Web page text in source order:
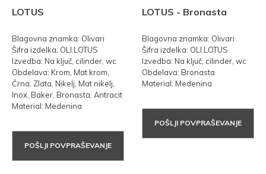
LOTUS
Blagovna znamka: Olivari
Šifra izdelka: OLI.LOTUS
Izvedba: Na ključ, cilinder, wc
Obdelava: Krom, Mat krom,
Črna, Zlata, Nikelj, Mat nikelj,
Inox, Baker, Bronasta, Antracit
Material: Medenina
POŠLJI POVPRAŠEVANJE
LOTUS - Bronasta
Blagovna znamka: Olivari
Šifra izdelka: OLI.LOTUS
Izvedba: Na ključ, cilinder, wc
Obdelava: Bronasta
Material: Medenina
POŠLJI POVPRAŠEVANJE